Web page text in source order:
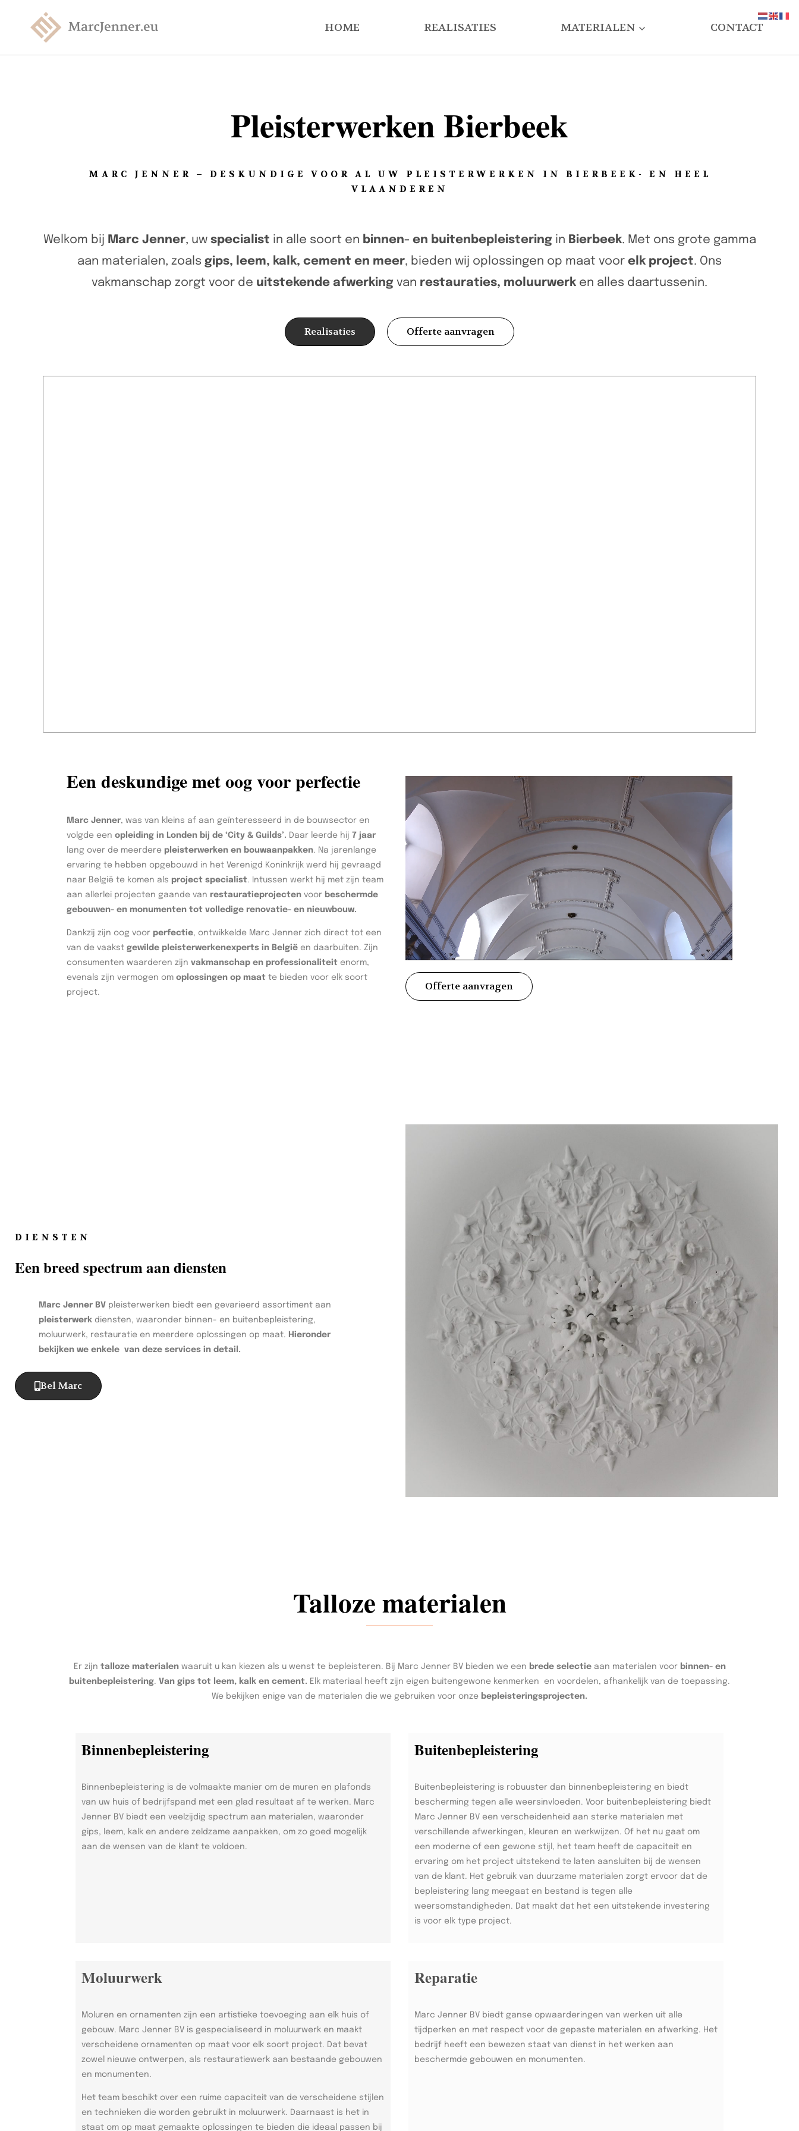
HOME REALISATIES MATERIALEN CONTACT
Pleisterwerken Bierbeek
MARC JENNER – DESKUNDIGE VOOR AL UW PLEISTERWERKEN IN BIERBEEK- EN HEEL
VLAANDEREN
Welkom bij Marc Jenner, uw specialist in alle soort en binnen- en buitenbepleisteringin Bierbeek. Met ons grote gamma
aan materialen, zoals gips, leem, kalk, cement en meer, bieden wij oplossingen op maat voor elk project. Ons
vakmanschap zorgt voor de uitstekende afwerking van restauraties, moluurwerk en alles daartussenin.
Realisaties Offerte aanvragen
Een deskundige met oog voor perfectie
Marc Jenner, was van kleins af aan geïnteresseerd in de bouwsector en
volgde een opleiding in Londen bij de ‘City & Guilds’. Daar leerde hij 7 jaar
lang over de meerdere pleisterwerken en bouwaanpakken. Na jarenlange
ervaring te hebben opgebouwd in het Verenigd Koninkrijk werd hij gevraagd
naar België te komen als project specialist. Intussen werkt hij met zijn team
aan allerlei projecten gaande van restauratieprojecten voor beschermde
gebouwen- en monumenten tot volledige renovatie- en nieuwbouw.
Dankzij zijn oog voor perfectie, ontwikkelde Marc Jenner zich direct tot een
van de vaakst gewilde pleisterwerkenexperts in België en daarbuiten. Zijn
consumenten waarderen zijn vakmanschap en professionaliteit enorm,
evenals zijn vermogen om oplossingen op maat te bieden voor elk soort
project.
Offerte aanvragen
DIENSTEN
Een breed spectrum aan diensten
Marc Jenner BV pleisterwerken biedt een gevarieerd assortiment aan
pleisterwerk diensten, waaronder binnen- en buitenbepleistering,
moluurwerk, restauratie en meerdere oplossingen op maat. Hieronder
bekijken we enkele van deze services in detail.
Bel Marc
Talloze materialen
Er zijn talloze materialenwaaruit u kan kiezen als u wenst te bepleisteren. Bij Marc Jenner BV bieden we een brede selectieaan materialen voor binnen- en
buitenbepleistering. Van gips tot leem, kalk en cement. Elk materiaal heeft zijn eigen buitengewone kenmerken en voordelen, afhankelijk van de toepassing.
We bekijken enige van de materialen die we gebruiken voor onze bepleisteringsprojecten.
Binnenbepleistering
Binnenbepleistering is de volmaakte manier om de muren en plafonds
van uw huis of bedrijfspand met een glad resultaat af te werken. Marc
Jenner BV biedt een veelzijdig spectrum aan materialen, waaronder
gips, leem, kalk en andere zeldzame aanpakken, om zo goed mogelijk
aan de wensen van de klant te voldoen.
Buitenbepleistering
Buitenbepleistering is robuuster dan binnenbepleistering en biedt
bescherming tegen alle weersinvloeden. Voor buitenbepleistering biedt
Marc Jenner BV een verscheidenheid aan sterke materialen met
verschillende afwerkingen, kleuren en werkwijzen. Of het nu gaat om
een moderne of een gewone stijl, het team heeft de capaciteit en
ervaring om het project uitstekend te laten aansluiten bij de wensen
van de klant. Het gebruik van duurzame materialen zorgt ervoor dat de
bepleistering lang meegaat en bestand is tegen alle
weersomstandigheden. Dat maakt dat het een uitstekende investering
is voor elk type project.
Moluurwerk
Moluren en ornamenten zijn een artistieke toevoeging aan elk huis of
gebouw. Marc Jenner BV is gespecialiseerd in moluurwerk en maakt
verscheidene ornamenten op maat voor elk soort project. Dat bevat
zowel nieuwe ontwerpen, als restauratiewerk aan bestaande gebouwen
en monumenten.
Het team beschikt over een ruime capaciteit van de verscheidene stijlen
en technieken die worden gebruikt in moluurwerk. Daarnaast is het in
staat om op maat gemaakte oplossingen te bieden die ideaal passen bij
Reparatie
Marc Jenner BV biedt ganse opwaarderingen van werken uit alle
tijdperken en met respect voor de gepaste materialen en afwerking. Het
bedrijf heeft een bewezen staat van dienst in het werken aan
beschermde gebouwen en monumenten.